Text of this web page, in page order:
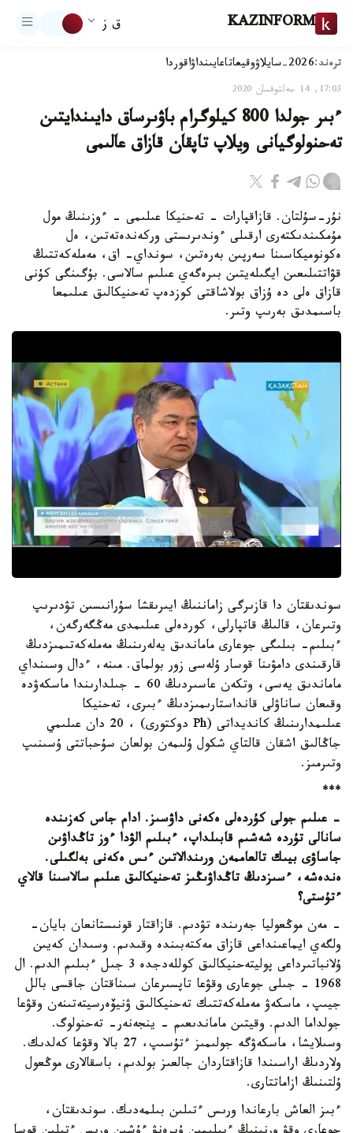
KAZINFORM ق ز
ترەند:2026-سايلاۋ وقيعاتاعايىنداۋاقوردا
17:03, 14 جەلتوقسان 2020
ءبىر جولدا 800 كيلوگرام باۋىرساق دايىندايتىن
تەحنولوگيانى ويلاپ تاپقان قازاق عالىمى
نۇر-سۇلتان. قازاقپارات - تەحنيكا عىلىمى - ءوزىنىڭ مول
مۇمكىندىكتەرى ارقىلى ءوندىرىستى وركەندەتەتىن، ەل
ەكونوميكاسىنا سەرپىن بەرەتىن، سونداي- اق، مەملەكەتتىڭ
قۋاتتىلىعىن ايگىلەيتىن بىرەگەي عىلىم سالاسى. بۇگىنگى كۇنى
قازاق ەلى دە ۇزاق بولاشاقتى كوزدەپ تەحنيكالىق عىلىمعا
باسىمدىق بەرىپ وتىر.
سوندىقتان دا قازىرگى زاماننىڭ ايىرىقشا سۇرانىسىن تۋدىرىپ
وتىرعان، قالىڭ قاتپارلى، كوردەلى عىلىمدى مەڭگەرگەن،
ءبىلىم- بىلىگى جوعارى ماماندىق يەلەرىنىڭ مەملەكەتىمىزدىڭ
قارقىندى دامۋىنا قوسار ۇلەسى زور بولماق. مىنە، ءدال وسىنداي
ماماندىق يەسى، وتكەن عاسىردىڭ 60 - جىلدارىندا ماسكەۋدە
وقىعان ساناۋلى قانداستارىمىزدىڭ ءبىرى، تەحنيكا
عىلىمدارىنىڭ كانديداتى (Ph دوكتورى) ، 20 دان عىلىمي
جاڭالىق اشقان قالتاي شكول ۇلىمەن بولعان سۇحباتتى ۇسىنىپ
وتىرمىز.
***
- عىلىم جولى كۇردەلى ەكەنى داۋسىز. ادام جاس كەزىندە
سانالى تۇردە شەشىم قابىلداپ، ءبىلىم الۋدا ءوز تاڭداۋىن
جاساۋى بيىك تالعاممەن ورىندالاتىن ءىس ەكەنى بەلگىلى.
ەندەشە، ءسىزدىڭ تاڭداۋىڭىز تەحنيكالىق عىلىم سالاسىنا قالاي
ءتۇستى؟
- مەن موڭعوليا جەرىندە تۋدىم. قازاقتار قونىستانعان بايان-
ولگەي ايماعىنداعى قازاق مەكتەبىندە وقىدىم. وسىدان كەيىن
ۇلانباتىرداعى پوليتەحنيكالىق كوللەدجدە 3 جىل ءبىلىم الدىم. ال
1968 - جىلى جوعارى وقۋعا تاپسىرعان سىناقتان جاقسى بالل
جيىپ، ماسكەۋ مەملەكەتتىك تەحنيكالىق ۋنيۆەرسيتەتىنەن وقۋعا
جولداما الدىم. وقيتىن ماماندىعىم - ينجەنەر- تەحنولوگ.
وسىلايشا، ماسكەۋگە جولىمىز ءتۇسىپ، 27 بالا وقۋعا كەلدىك.
ولاردىڭ اراسىندا قازاقتاردان جالعىز بولدىم، باسقالارى موڭعول
ۇلتىنىڭ ازاماتتارى.
ءبىز العاش بارعاندا ورىس ءتىلىن بىلمەدىك. سوندىقتان،